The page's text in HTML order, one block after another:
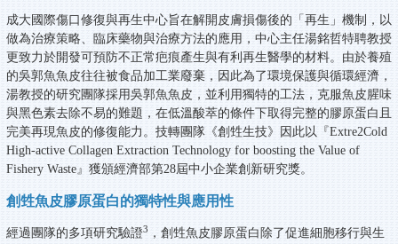
成大國際傷口修復與再生中心旨在解開皮膚損傷後的「再生」機制，以
做為治療策略、臨床藥物與治療方法的應用，中心主任湯銘哲特聘教授
更致力於開發可預防不正常疤痕產生與有利再生醫學的材料。由於養殖
的吳郭魚魚皮往往被食品加工業廢棄，因此為了環境保護與循環經濟，
湯教授的研究團隊採用吳郭魚魚皮，並利用獨特的工法，克服魚皮腥味
與黑色素去除不易的難題，在低溫酸萃的條件下取得完整的膠原蛋白且
完美再現魚皮的修復能力。技轉團隊《創甡生技》因此以『Extre2Cold
High-active Collagen Extraction Technology for boosting the Value of
Fishery Waste』獲頒經濟部第28屆中小企業創新研究獎。
創甡魚皮膠原蛋白的獨特性與應用性
經過團隊的多項研究驗證3
，創甡魚皮膠原蛋白除了促進細胞移行與生